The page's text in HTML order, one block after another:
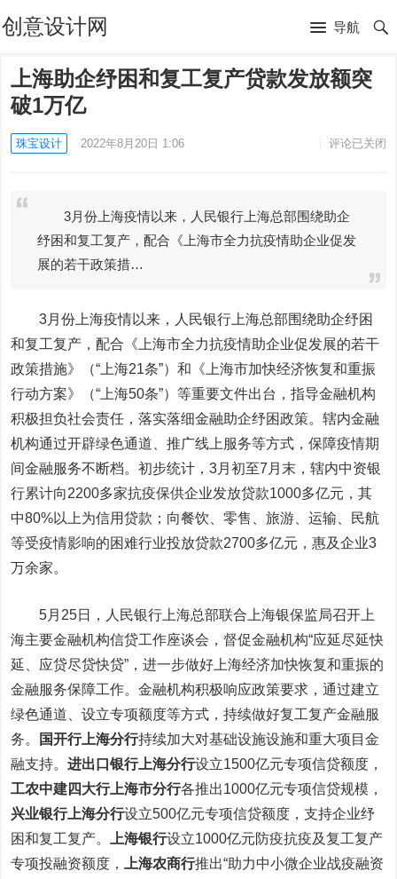
创意设计网 导航
上海助企纾困和复工复产贷款发放额突
破1万亿
珠宝设计 2022年8月20日 1:06 评论已关闭
3月份上海疫情以来，人民银行上海总部围绕助企
纾困和复工复产，配合《上海市全力抗疫情助企业促发
展的若干政策措…
3月份上海疫情以来，人民银行上海总部围绕助企纾困
和复工复产，配合《上海市全力抗疫情助企业促发展的若干
政策措施》（“上海21条”）和《上海市加快经济恢复和重振
行动方案》（“上海50条”）等重要文件出台，指导金融机构
积极担负社会责任，落实落细金融助企纾困政策。辖内金融
机构通过开辟绿色通道、推广线上服务等方式，保障疫情期
间金融服务不断档。初步统计，3月初至7月末，辖内中资银
行累计向2200多家抗疫保供企业发放贷款1000多亿元，其
中80%以上为信用贷款；向餐饮、零售、旅游、运输、民航
等受疫情影响的困难行业投放贷款2700多亿元，惠及企业3
万余家。
5月25日，人民银行上海总部联合上海银保监局召开上
海主要金融机构信贷工作座谈会，督促金融机构“应延尽延快
延、应贷尽贷快贷”，进一步做好上海经济加快恢复和重振的
金融服务保障工作。金融机构积极响应政策要求，通过建立
绿色通道、设立专项额度等方式，持续做好复工复产金融服
务。
国开行上海分行持续加大对基础设施设施和重大项目金
融支持。进出口银行上海分行设立1500亿元专项信贷额度，
工农中建四大行上海市分行各推出1000亿元专项信贷规模，
兴业银行上海分行设立500亿元专项信贷额度，支持企业纾
困和复工复产。
上海银行设立1000亿元防疫抗疫及复工复产
专项投融资额度，
上海农商行推出“助力中小微企业战疫融资